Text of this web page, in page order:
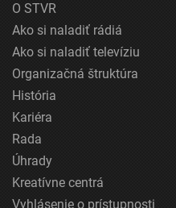
O STVR
Ako si naladiť rádiá
Ako si naladiť televíziu
Organizačná štruktúra
História
Kariéra
Rada
Úhrady
Kreatívne centrá
Vyhlásenie o prístupnosti